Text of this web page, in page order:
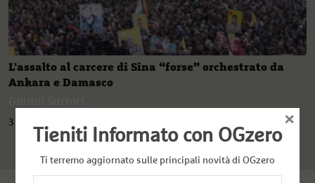
L'assalto al carcere di Sina “forse” orchestrato da
Ankara e Damasco
3 Febbraio 2022
Tieniti Informato con OGzero
Ti terremo aggiornato sulle principali novità di OGzero
×